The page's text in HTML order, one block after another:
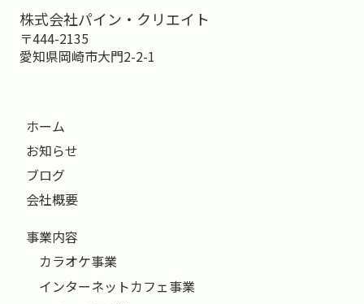
株式会社パイン・クリエイト
〒444-2135
愛知県岡崎市大門2-2-1
ホーム
お知らせ
ブログ
会社概要
事業内容
カラオケ事業
インターネットカフェ事業